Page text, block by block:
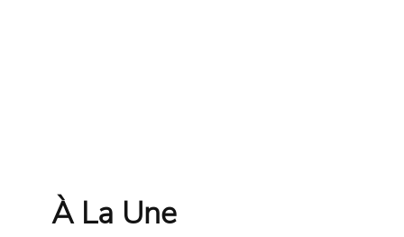
À La Une